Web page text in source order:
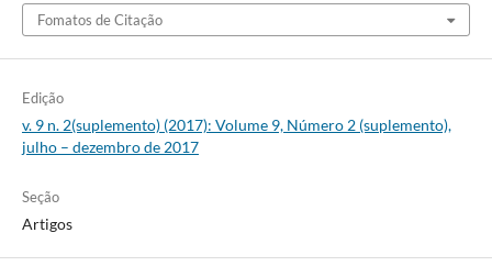
Fomatos de Citação
Edição
v. 9 n. 2(suplemento) (2017): Volume 9, Número 2 (suplemento),
julho – dezembro de 2017
Seção
Artigos